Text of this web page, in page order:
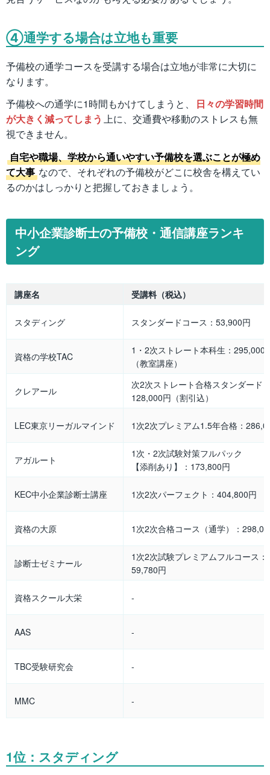
④通学する場合は立地も重要
予備校の通学コースを受講する場合は立地が非常に大切に
なります。
予備校への通学に1時間もかけてしまうと、
日々の学習時間
が大きく減ってしまう 上に、交通費や移動のストレスも無
視できません。
自宅や職場、学校から通いやすい予備校を選ぶことが極め
て大事 なので、それぞれの予備校がどこに校舎を構えてい
るのかはしっかりと把握しておきましょう。
中小企業診断士の予備校・通信講座ランキ
ング
講座名 受講料（税込）
スタディング スタンダードコース：53,900円
資格の学校TAC
1・2次ストレート本科生：295,000
（教室講座）
クレアール
次2次ストレート合格スタンダード
128,000円（割引込）
LEC東京リーガルマインド 1次2次プレミアム1.5年合格：
アガルート
1次・2次試験対策フルパック
【添削あり】：173,800円
KEC中小企業診断士講座 1次2次パーフェクト：404,800円
資格の大原 1次2次合格コース（通学）：
診断士ゼミナール
1次2次試験プレミアムフルコース：
59,780円
資格スクール大栄 -
AAS -
TBC受験研究会 -
MMC -
1位：スタディング